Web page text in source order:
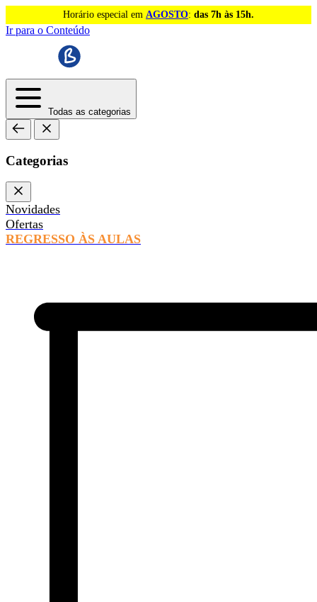
Horário especial em AGOSTO: das 7h às 15h.
Ir para o Conteúdo
Todas as categorias
Categorias
Novidades
Ofertas
REGRESSO ÀS AULAS